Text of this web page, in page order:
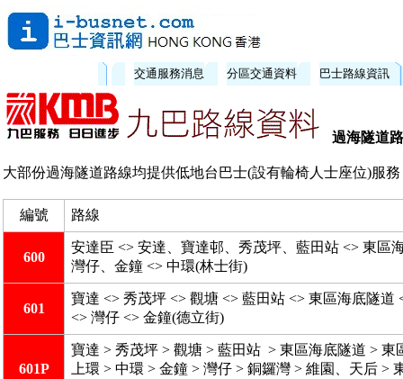
交通服務消息 分區交通資料 巴士路線資訊
過海隧道
大部份過海隧道路線均提供低地台巴士(設有輪椅人士座位)服務
編號 路線
600
安達臣 <> 安達、寶達邨、秀茂坪、藍田站 <> 東區
灣仔、金鐘 <> 中環(林士街)
601
寶達 <> 秀茂坪 <> 觀塘 <> 藍田站 <> 東區海底隧
<> 灣仔 <> 金鐘(德立街)
601P
寶達 > 秀茂坪 > 觀塘 > 藍田站 > 東區海底隧道 > 東
上環 > 中環 > 金鐘 > 灣仔 > 銅鑼灣 > 維園、天后